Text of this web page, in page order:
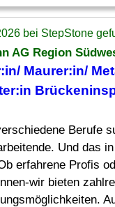
bei StepStone
AG Region
Maurer:in/
Berufe
Und das
erfahrene Profis
wir bieten